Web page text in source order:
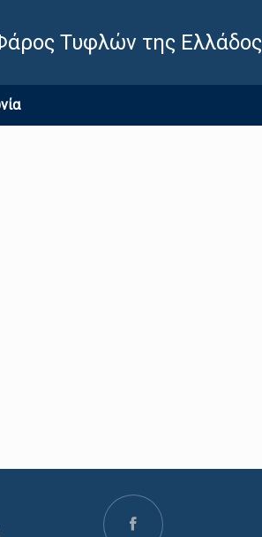
Τυφλών της Ελλάδος